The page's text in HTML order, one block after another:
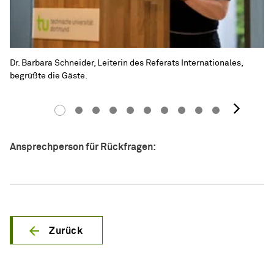
Dr. Barbara Schneider, Leiterin des Referats Internationales,
begrüßte die Gäste.
Ansprechperson für Rückfragen:
Zurück